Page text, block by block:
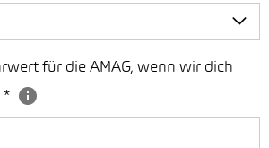
für die AMAG, wenn wir dich
*